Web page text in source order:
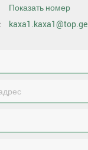
Показать номер
kaxa1.kaxa1@top.ge